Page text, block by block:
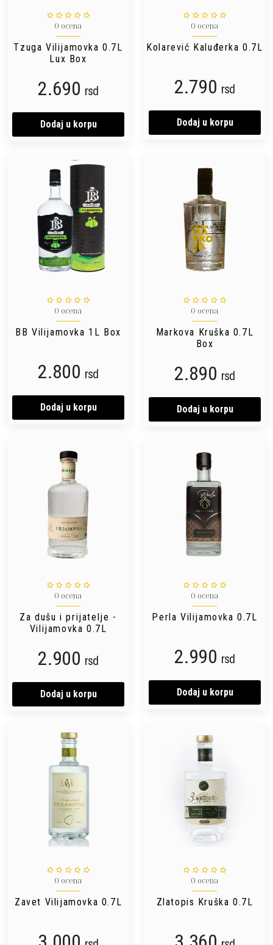
0 ocena
Tzuga Vilijamovka 0.7L
Lux Box
2.690 rsd
Dodaj u korpu
0 ocena
Kolarević Kaluđerka 0.7L
2.790 rsd
Dodaj u korpu
0 ocena
BB Vilijamovka 1L Box
2.800 rsd
Dodaj u korpu
0 ocena
Markova Kruška 0.7L
Box
2.890 rsd
Dodaj u korpu
0 ocena
Za dušu i prijatelje -
Vilijamovka 0.7L
2.900 rsd
Dodaj u korpu
0 ocena
Perla Vilijamovka 0.7L
2.990 rsd
Dodaj u korpu
0 ocena
Zavet Vilijamovka 0.7L
0 ocena
Zlatopis Kruška 0.7L